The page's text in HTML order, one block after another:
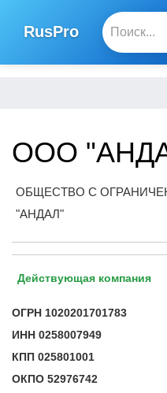
RusPro
ООО
ОБЩЕСТВО С
"АНДАЛ"
Действующая компания
ОГРН 1020201701783
ИНН 0258007949
КПП 025801001
ОКПО 52976742